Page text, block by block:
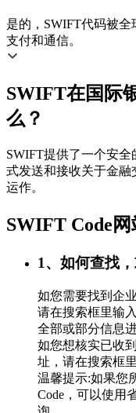
是的，SWIFT代码被
支付和通信。
SWIFT在国际
么？
SWIFT提供了一个安
式发送和接收关于金
运作。
SWIFT Code
1、如何查找
如您需要找到企
请在搜索框里输
全部或部分信息
如您想核实已收
址，请在搜索框
温馨提示:如果您
Code，可以使用